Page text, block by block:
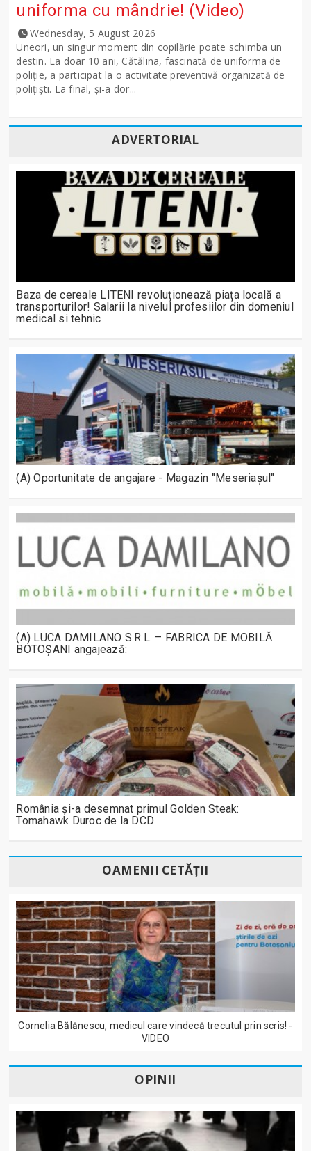
uniforma cu mândrie! (Video)
Wednesday, 5 August 2026
Uneori, un singur moment din copilărie poate schimba un
destin. La doar 10 ani, Cătălina, fascinată de uniforma de
poliție, a participat la o activitate preventivă organizată de
polițiști. La final, și-a dor...
ADVERTORIAL
Baza de cereale LITENI revoluționează piața locală a
transporturilor! Salarii la nivelul profesiilor din domeniul
medical si tehnic
(A) Oportunitate de angajare - Magazin "Meseriașul"
(A) LUCA DAMILANO S.R.L. – FABRICA DE MOBILĂ
BOTOȘANI angajează:
România și-a desemnat primul Golden Steak:
Tomahawk Duroc de la DCD
OAMENII CETĂȚII
Cornelia Bălănescu, medicul care vindecă trecutul prin scris! -
VIDEO
OPINII